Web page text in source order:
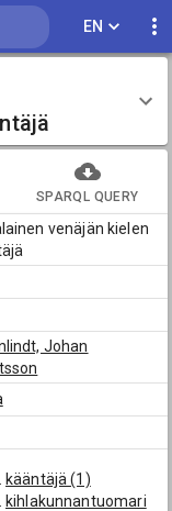
EN
SPARQL QUERY
venäjän kielen
Johan
kääntäjä (1)
kihlakunnantuomari